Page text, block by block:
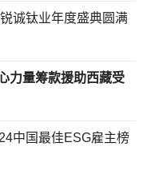
诚钛业年度盛典圆满
力量筹款援助西藏受
中国最佳ESG雇主榜